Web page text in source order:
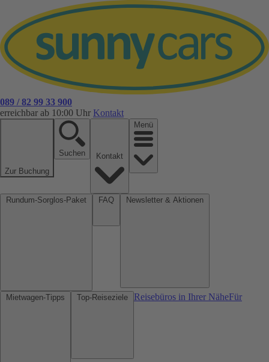
089 / 82 99 33 900
erreichbar ab 10:00 Uhr Kontakt
Zur Buchung
Suchen
Menü
Reisebüros in Ihrer NäheFür